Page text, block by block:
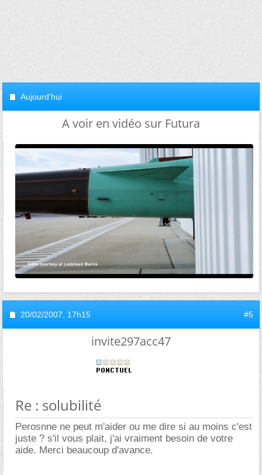
Aujourd'hui
A voir en vidéo sur Futura
20/02/2007, 17h15 #5
invite297acc47
Re : solubilité
Perosnne ne peut m'aider ou me dire si au moins c'est
juste ? s'il vous plait, j'ai vraiment besoin de votre
aide. Merci beaucoup d'avance.